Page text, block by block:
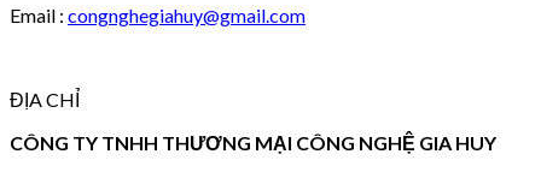
Email : congnghegiahuy@gmail.com
ĐỊA CHỈ
CÔNG TY TNHH THƯƠNG MẠI CÔNG NGHỆ GIA HUY